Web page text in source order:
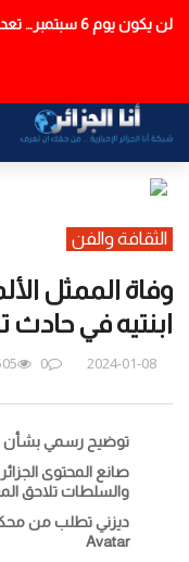
عاجل
النائب العام: سائق حافلة
الثقافة والفن
وفاة الممثل
ابنتيه في
2024-01-08
0
توضيح رسمي
صانع المحتوى
والسلطات تلاحق
ديزني تطلب من
Avatar